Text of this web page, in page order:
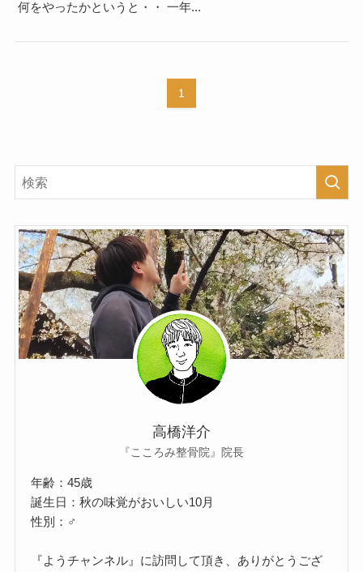
何をやったかというと・・ 一年...
1
高橋洋介
『こころみ整骨院』院長
年齢：45歳
誕生日：秋の味覚がおいしい10月
性別：♂
『ようチャンネル』に訪問して頂き、ありがとうござ